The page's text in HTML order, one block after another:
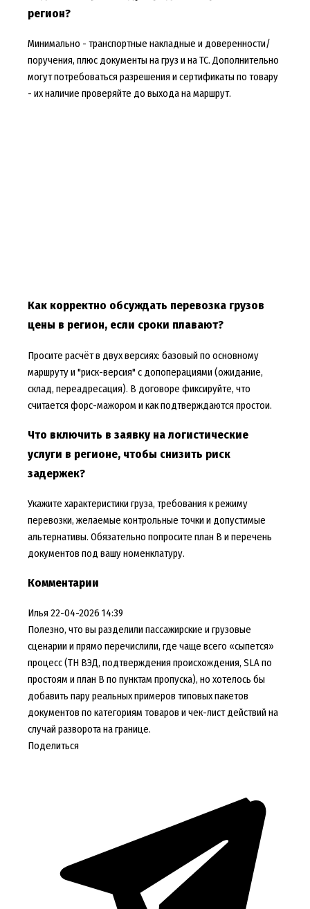
регион?
Минимально - транспортные накладные и доверенности/
поручения, плюс документы на груз и на ТС. Дополнительно
могут потребоваться разрешения и сертификаты по товару
- их наличие проверяйте до выхода на маршрут.
Как корректно обсуждать перевозка грузов
цены в регион, если сроки плавают?
Просите расчёт в двух версиях: базовый по основному
маршруту и "риск-версия" с допоперациями (ожидание,
склад, переадресация). В договоре фиксируйте, что
считается форс-мажором и как подтверждаются простои.
Что включить в заявку на логистические
услуги в регионе, чтобы снизить риск
задержек?
Укажите характеристики груза, требования к режиму
перевозки, желаемые контрольные точки и допустимые
альтернативы. Обязательно попросите план B и перечень
документов под вашу номенклатуру.
Комментарии
Илья22-04-2026 14:39
Полезно, что вы разделили пассажирские и грузовые
сценарии и прямо перечислили, где чаще всего «сыпется»
процесс (ТН ВЭД, подтверждения происхождения, SLA по
простоям и план B по пунктам пропуска), но хотелось бы
добавить пару реальных примеров типовых пакетов
документов по категориям товаров и чек-лист действий на
случай разворота на границе.
Поделиться